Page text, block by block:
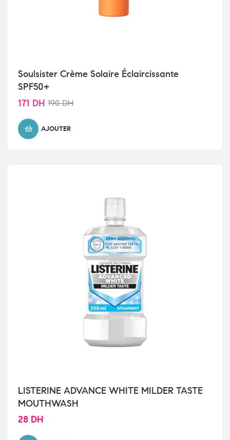
Soulsister Crème Solaire Éclaircissante
SPF50+
190DH
171 DH
AJOUTER
LISTERINE ADVANCE WHITE MILDER TASTE
MOUTHWASH
28 DH